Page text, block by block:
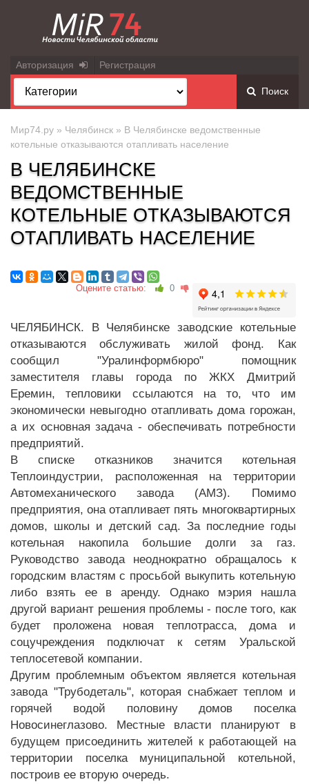
Авторизация Регистрация
Поиск
Мир74.ру » Челябинск » В Челябинске ведомственные
котельные отказываются отапливать население
В ЧЕЛЯБИНСКЕ
ВЕДОМСТВЕННЫЕ
КОТЕЛЬНЫЕ ОТКАЗЫВАЮТСЯ
ОТАПЛИВАТЬ НАСЕЛЕНИЕ
Оцените статью: 0
ЧЕЛЯБИНСК. В Челябинске заводские котельные
отказываются обслуживать жилой фонд. Как
сообщил "Уралинформбюро" помощник
заместителя главы города по ЖКХ Дмитрий
Еремин, тепловики ссылаются на то, что им
экономически невыгодно отапливать дома горожан,
а их основная задача - обеспечивать потребности
предприятий.
В списке отказников значится котельная
Теплоиндустрии, расположенная на территории
Автомеханического завода (АМЗ). Помимо
предприятия, она отапливает пять многоквартирных
домов, школы и детский сад. За последние годы
котельная накопила большие долги за газ.
Руководство завода неоднократно обращалось к
городским властям с просьбой выкупить котельную
либо взять ее в аренду. Однако мэрия нашла
другой вариант решения проблемы - после того, как
будет проложена новая теплотрасса, дома и
соцучреждения подключат к сетям Уральской
теплосетевой компании.
Другим проблемным объектом является котельная
завода "Трубодеталь", которая снабжает теплом и
горячей водой половину домов поселка
Новосинеглазово. Местные власти планируют в
будущем присоединить жителей к работающей на
территории поселка муниципальной котельной,
построив ее вторую очередь.